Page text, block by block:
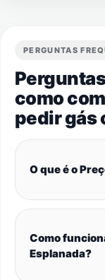
PERGUNTAS
como
pedir gás
O que é o
Como
Esplanada?